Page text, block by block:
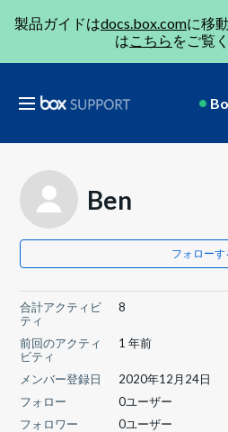
製品ガイドはdocs.box.comに移
はこちら をご覧
Ben
フォローす
合計アクティビ
ティ
8
前回のアクティ
ビティ
1 年前
メンバー登録日
2020年12月24日
フォロー
0ユーザー
フォロワー
0ユーザー